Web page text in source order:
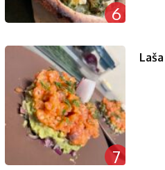
6
7